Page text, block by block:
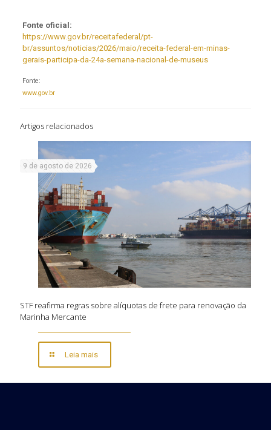
Fonte oficial:
https://www.gov.br/receitafederal/pt-
br/assuntos/noticias/2026/maio/receita-federal-em-minas-
gerais-participa-da-24a-semana-nacional-de-museus
Fonte:
www.gov.br
Artigos relacionados
9 de agosto de 2026
STF reafirma regras sobre alíquotas de frete para renovação da
Marinha Mercante
Leia mais